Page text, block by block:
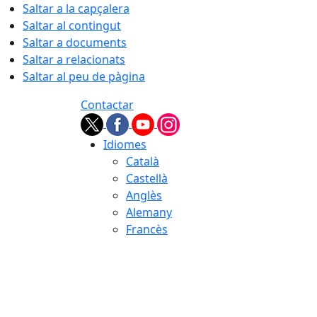
Saltar a la capçalera
Saltar al contingut
Saltar a documents
Saltar a relacionats
Saltar al peu de pàgina
Contactar
Idiomes
Català
Castellà
Anglès
Alemany
Francès